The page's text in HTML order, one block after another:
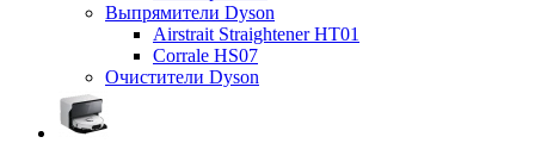
Выпрямители Dyson
Airstrait Straightener HT01
Corrale HS07
Очистители Dyson